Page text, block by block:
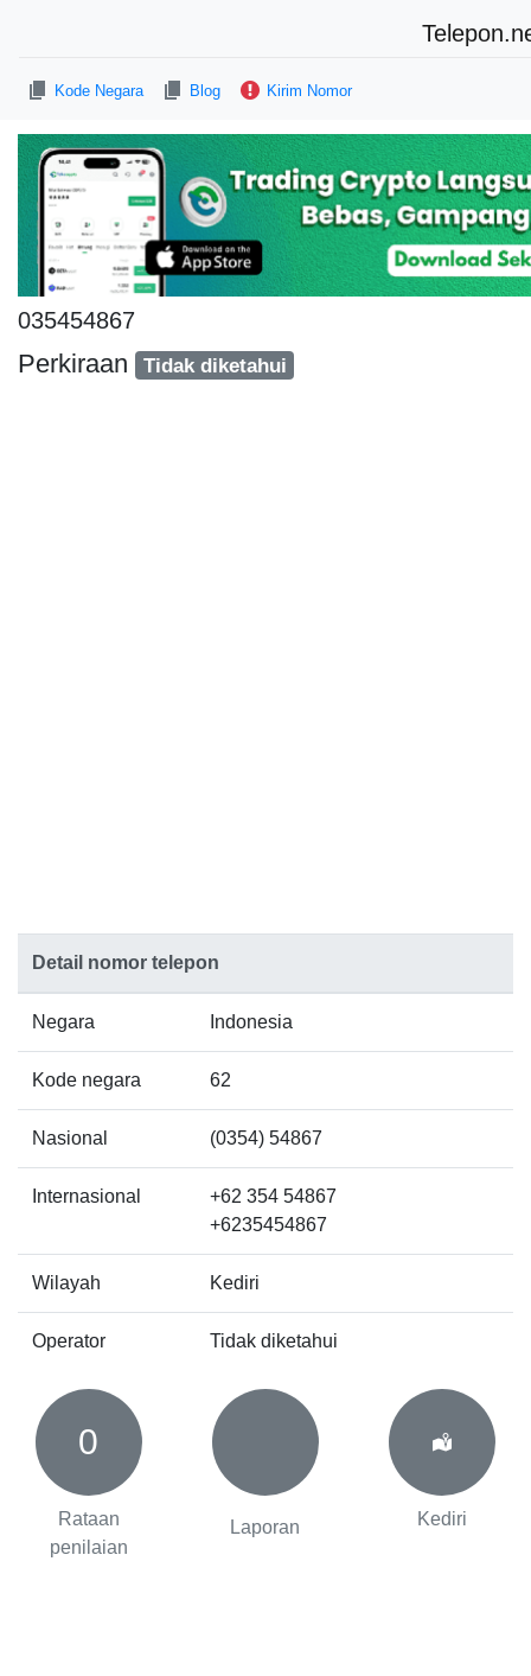
Kode Negara Blog Kirim Nomor
035454867
Perkiraan Tidak diketahui
Detail nomor telepon
Negara Indonesia
Kode negara 62
Nasional (0354) 54867
Internasional
+62 354 54867
+6235454867
Wilayah Kediri
Operator Tidak diketahui
0
Rataan
penilaian
Laporan Kediri